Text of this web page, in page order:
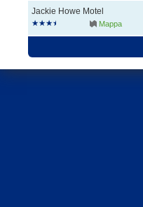
Jackie Howe Motel
Mappa